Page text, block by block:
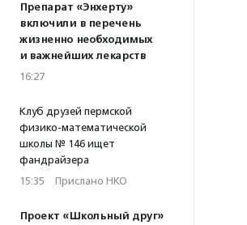
Препарат «Энхерту»
включили в перечень
жизненно необходимых
и важнейших лекарств
16:27
Клуб друзей пермской
физико-математической
школы № 146 ищет
фандрайзера
15:35 · Прислано НКО
Проект «Школьный друг»